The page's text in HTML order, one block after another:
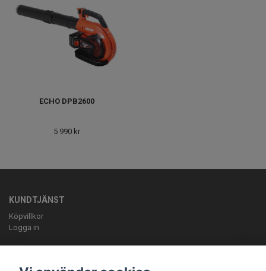
ECHO DPB2600
5 990 kr
KUNDTJÄNST
Köpvillkor
Logga in